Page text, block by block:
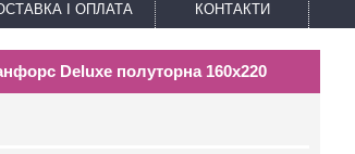
І ОПЛАТА КОНТАКТИ
Deluxe полуторна 160х220